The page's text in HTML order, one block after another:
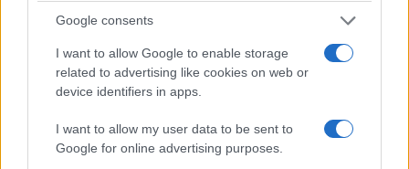
Google consents
I want to allow Google to enable storage
related to advertising like cookies on web or
device identifiers in apps.
I want to allow my user data to be sent to
Google for online advertising purposes.
Το οικονομικό πρόγραμμα της ΕΛΑΣ που
θα παρουσιάσει ο Αλέξης Τσίπρας στη
ΕΛΑΣ: Ο Αλέξης Δέδες ο πρώτος
υποψήφιος βουλευτής του κόμματος –
Από τα διοικητικά της ΑΕΚ στην πολιτική
σκηνή
Γιαννακόπουλος: «Οι Ολυμπιακοί